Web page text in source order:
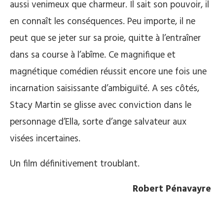
aussi venimeux que charmeur. Il sait son pouvoir, il
en connaît les conséquences. Peu importe, il ne
peut que se jeter sur sa proie, quitte à l’entraîner
dans sa course à l’abîme. Ce magnifique et
magnétique comédien réussit encore une fois une
incarnation saisissante d’ambiguïté. A ses côtés,
Stacy Martin se glisse avec conviction dans le
personnage d’Ella, sorte d’ange salvateur aux
visées incertaines.
Un film définitivement troublant.
Robert Pénavayre